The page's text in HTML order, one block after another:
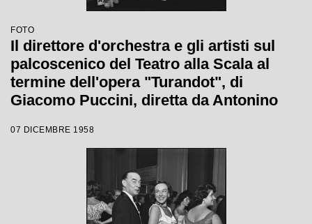
FOTO
Il direttore d'orchestra e gli artisti sul
palcoscenico del Teatro alla Scala al
termine dell'opera "Turandot", di
Giacomo Puccini, diretta da Antonino
Wallmann, che inaugura la stagione
lirica 1958-1959
07 DICEMBRE 1958